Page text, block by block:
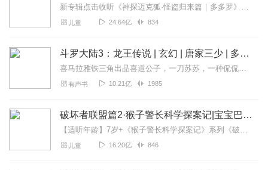
开挂少女楚凌
主播很棒哒！会推荐给朋友的，我一直支持你！！！！爱
2022-12-24
2022-09-09
此人已KO
新专辑点击收听《神探迈克狐·怪盗归来篇｜多多罗》！！！>>>点击进入主播橱窗购买《神探迈克狐》系列图书吧!<<<多多罗故事【点击前往】收听多多罗其他好玩有趣的故...
儿童 24.64亿 834
斗罗大陆3：龙王传说 | 玄幻 | 唐家三少 | 多人有声剧
喜马拉雅铁三角出品喜道公子，一刀苏苏，一种侃侃！【大型多人小说剧】该书是《斗罗大陆》系列的第三部斗罗大陆经典作品，继《绝世唐门》之后又一扛鼎之作。喜道公子与...
有声书 10.21亿 1985
破坏者联盟篇2·猴子警长科学探案记|宝宝巴士故事
【适听年龄】7岁+《猴子警长科学探案记》系列《破坏者联盟篇1·猴子警长科学探案记》>>>《破坏者联盟篇2·猴子警长科学探案记》>>>《破坏者联盟篇3·猴子警长科...
儿童 16.20亿 846